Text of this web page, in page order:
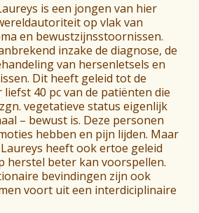
is een jongen van hier
op vlak van
en bewustzijnsstoornissen.
inzake de diagnose, de
van hersenletsels en
Dit heeft geleid tot de
40 pc van de patiënten die
vegetatieve status eigenlijk
– bewust is. Deze personen
hebben en pijn lijden. Maar
heeft ook ertoe geleid
herstel beter kan voorspellen.
bevindingen zijn ook
voort uit een interdiciplinaire